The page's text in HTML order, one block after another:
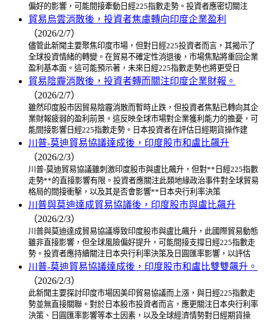
偏好的影響，可能間接牽動日經225指數走勢。投資者應密切關注
貿易烏雲消散後，投資者焦慮轉向印度企業盈利
（2026/2/7）
儘管此新聞主要聚焦印度市場，但對日經225投資者而言，其揭示了
全球投資情緒的轉變。在貿易不確定性消退後，市場焦點將重回企業
盈利基本面。這可能預示著，未來日經225指數走勢也將更受日
貿易陰霾消散後，投資者轉而關注印度企業財報。
（2026/2/7）
雖然印度股市因貿易陰霾消散而暫時止跌，但投資者焦點已轉向其企
業財報疲弱的盈利前景。這反映全球市場對企業獲利能力的擔憂，可
能間接影響日經225指數走勢。日本投資者在評估日經期貨操作建
川普-莫迪貿易協議達成後，印度股市和盧比飆升
（2026/2/3）
川普-莫迪貿易協議雖刺激印度股市與盧比飆升，但對**日經225指數
走勢**的直接影響有限。投資者應關注此類地緣政治事件對全球貿易
格局的間接衝擊，以及其是否會影響**日本央行利率決策
川普與莫迪達成貿易協議後，印度股市與盧比飆升
（2026/2/3）
川普與莫迪達成貿易協議導致印度股市與盧比飆升，此國際貿易動態
雖非直接影響，但全球風險偏好提升，可能間接支撐日經225指數走
勢。投資者應持續關注日本央行利率決策及日圓匯率影響，以評估
川普-莫迪貿易協議達成後，印度股市和盧比雙雙飆升。
（2026/2/3）
此新聞主要探討印度市場因美印貿易協議而上漲，與日經225指數走
勢並無直接關聯。對於日本股市投資者而言，應更關注日本央行利率
決策、日圓匯率影響等本土因素，以及全球經濟情勢對日經期貨操